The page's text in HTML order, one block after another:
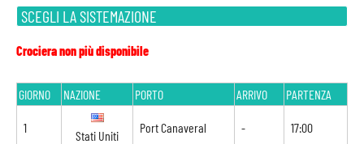
SCEGLI LA SISTEMAZIONE
Crociera non più disponibile
GIORNO NAZIONE PORTO ARRIVO PARTENZA
1
Stati Uniti
Port Canaveral - 17:00